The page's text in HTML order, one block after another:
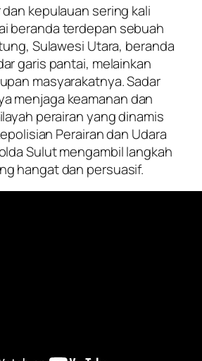
kepulauan sering kali
beranda terdepan sebuah
Sulawesi Utara, beranda
garis pantai, melainkan
masyarakatnya. Sadar
menjaga keamanan dan
perairan yang dinamis
Perairan dan Udara
Sulut mengambil langkah
hangat dan persuasif.